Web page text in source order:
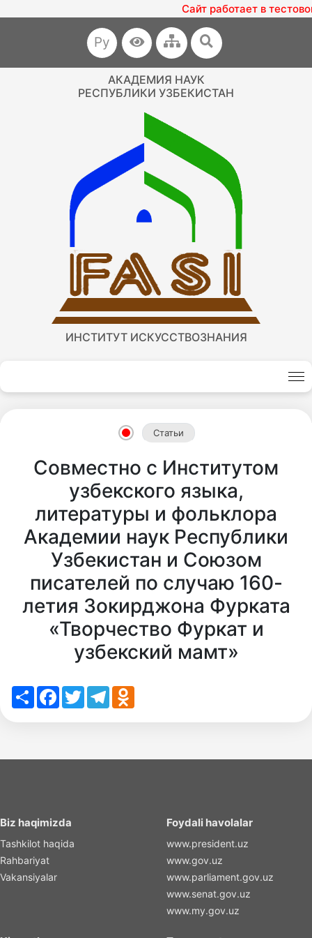
Сайт работает в
Ру
АКАДЕМИЯ НАУК
РЕСПУБЛИКИ УЗБЕКИСТАН
ИНСТИТУТ ИСКУССТВОЗНАНИЯ
Статьи
Совместно с Институтом
узбекского языка,
литературы и фольклора
Академии наук Республики
Узбекистан и Союзом
писателей по случаю 160-
летия Зокирджона Фурката
«Творчество Фуркат и
узбекский мамт»
ShareFacebook
TwitterTelegramOdnoklassniki
Biz haqimizda
Tashkilot haqida
Rahbariyat
Vakansiyalar
Foydali havolalar
www.president.uz
www.gov.uz
www.parliament.gov.uz
www.senat.gov.uz
www.my.gov.uz
Академики
Академики
института